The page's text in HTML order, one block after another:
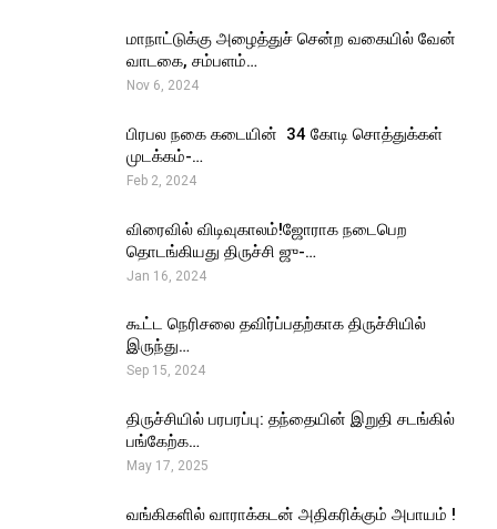
மாநாட்டுக்கு அழைத்துச் சென்ற வகையில் வேன்
வாடகை, சம்பளம்…
Nov 6, 2024
பிரபல நகை கடையின் ₹ 34 கோடி சொத்துக்கள்
முடக்கம்-…
Feb 2, 2024
விரைவில் விடிவுகாலம்!ஜோராக நடைபெற
தொடங்கியது திருச்சி ஜு-…
Jan 16, 2024
கூட்ட நெரிசலை தவிர்ப்பதற்காக திருச்சியில்
இருந்து…
Sep 15, 2024
திருச்சியில் பரபரப்பு: தந்தையின் இறுதி சடங்கில்
பங்கேற்க…
May 17, 2025
வங்கிகளில் வாராக்கடன் அதிகரிக்கும் அபாயம் !